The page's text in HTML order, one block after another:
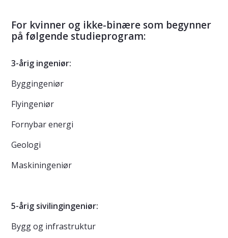
For kvinner og ikke-binære som begynner
på følgende studieprogram:
3-årig ingeniør:
Byggingeniør
Flyingeniør
Fornybar energi
Geologi
Maskiningeniør
5-årig sivilingingeniør:
Bygg og infrastruktur